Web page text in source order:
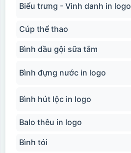
Biểu trưng - Vinh danh in logo
Cúp thể thao
Bình dầu gội sữa tắm
Bình đựng nước in logo
Bình hút lộc in logo
Balo thêu in logo
Bình tỏi